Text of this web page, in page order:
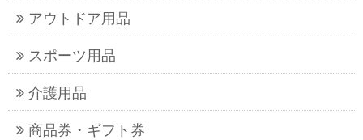
アウトドア用品
スポーツ用品
介護用品
商品券・ギフト券